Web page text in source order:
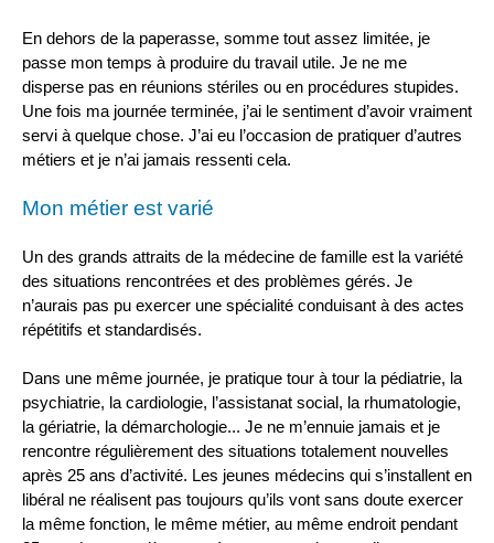
En dehors de la paperasse, somme tout assez limitée, je
passe mon temps à produire du travail utile. Je ne me
disperse pas en réunions stériles ou en procédures stupides.
Une fois ma journée terminée, j’ai le sentiment d’avoir vraiment
servi à quelque chose. J’ai eu l’occasion de pratiquer d’autres
métiers et je n’ai jamais ressenti cela.
Mon métier est varié
Un des grands attraits de la médecine de famille est la variété
des situations rencontrées et des problèmes gérés. Je
n’aurais pas pu exercer une spécialité conduisant à des actes
répétitifs et standardisés.
Dans une même journée, je pratique tour à tour la pédiatrie, la
psychiatrie, la cardiologie, l’assistanat social, la rhumatologie,
la gériatrie, la démarchologie... Je ne m’ennuie jamais et je
rencontre régulièrement des situations totalement nouvelles
après 25 ans d’activité. Les jeunes médecins qui s’installent en
libéral ne réalisent pas toujours qu’ils vont sans doute exercer
la même fonction, le même métier, au même endroit pendant